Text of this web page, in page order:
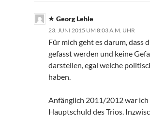
Georg Lehle
23. JUNI 2015 UM 8:03 A.M. UHR
Für mich geht es darum, dass
gefasst werden und keine
darstellen, egal welche
haben.
Anfänglich 2011/2012 war
Hauptschuld des Trios.